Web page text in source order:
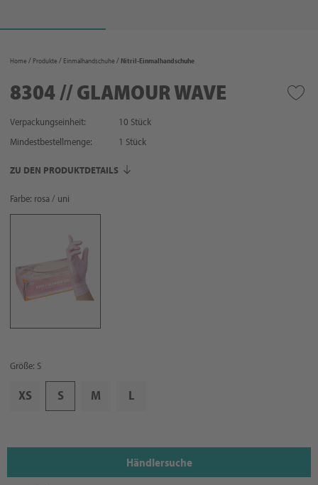
Home Produkte Einmalhandschuhe Nitril-Einmalhandschuhe
8304 // GLAMOUR WAVE
Verpackungseinheit:
10 Stück
Mindestbestellmenge:
1 Stück
ZU DEN PRODUKTDETAILS
Farbe: rosa / uni
Größe: S
XS S M L
Händlersuche